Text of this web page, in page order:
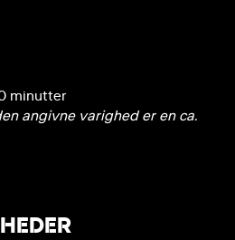
minutter
angivne varighed er en ca.